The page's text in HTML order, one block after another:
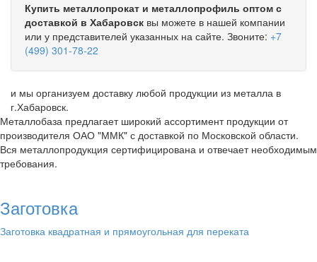
Купить металлопрокат и металлопрофиль оптом с
доставкой в Хабаровск вы можете в нашей компании
или у представителей указанных на сайте. Звоните: +7
(499) 301-78-22
и мы организуем доставку любой продукции из металла в
г.Хабаровск.
Металлобаза предлагает широкий ассортимент продукции от
производителя ОАО "ММК" с доставкой по Московской области.
Вся металлопродукция сертифицирована и отвечает необходимым
требования.
Заготовка
Заготовка квадратная и прямоугольная для переката